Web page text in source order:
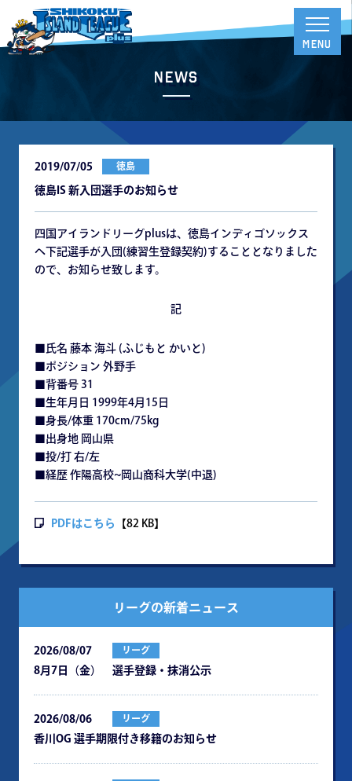
News
2019/07/05 徳島
徳島IS 新入団選手のお知らせ
四国アイランドリーグplusは、徳島インディゴソックス
へ下記選手が入団(練習生登録契約)することとなりました
ので、お知らせ致します。
記
■氏名 藤本 海斗 (ふじもと かいと)
■ポジション 外野手
■背番号 31
■生年月日 1999年4月15日
■身長/体重 170cm/75kg
■出身地 岡山県
■投/打 右/左
■経歴 作陽高校~岡山商科大学(中退)
PDFはこちら 【82 KB】
リーグの新着ニュース
2026/08/07 リーグ
8月7日（金） 選手登録・抹消公示
2026/08/06 リーグ
⾹川OG 選⼿期限付き移籍のお知らせ